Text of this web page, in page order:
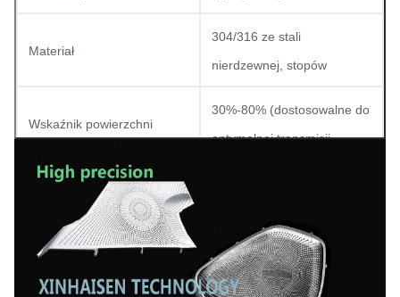
Materiał
304/316 ze stali
nierdzewnej, stopów
Wskaźnik powierzchni
30%-80% (dostosowalne do
optymalnej transmisji
Tolerancja
Wykończenie powierzchni
Pozostałe materiały, o
masie przekraczającej 10